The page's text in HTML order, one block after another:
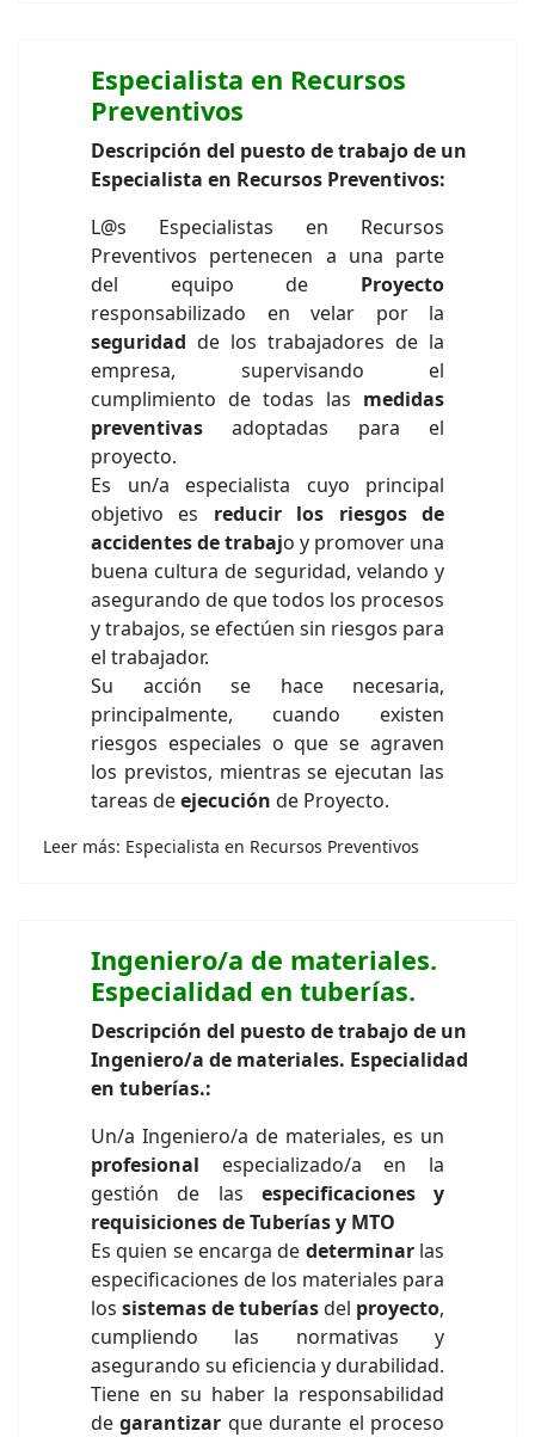
Especialista en Recursos
Preventivos
Descripción del puesto de trabajo de un
Especialista en Recursos Preventivos:
L@s Especialistas en Recursos
Preventivos pertenecen a una parte
del equipo de Proyecto
responsabilizado en velar por la
seguridad de los trabajadores de la
empresa, supervisando el
cumplimiento de todas las medidas
preventivas adoptadas para el
proyecto.
Es un/a especialista cuyo principal
objetivo es reducir los riesgos de
accidentes de trabajo y promover una
buena cultura de seguridad, velando y
asegurando de que todos los procesos
y trabajos, se efectúen sin riesgos para
el trabajador.
Su acción se hace necesaria,
principalmente, cuando existen
riesgos especiales o que se agraven
los previstos, mientras se ejecutan las
tareas deejecución de Proyecto.
Leer más: Especialista en Recursos Preventivos
Ingeniero/a de materiales.
Especialidad en tuberías.
Descripción del puesto de trabajo de un
Ingeniero/a de materiales. Especialidad
en tuberías.:
Un/a Ingeniero/a de materiales, es un
profesional especializado/a en la
gestión de las especificaciones y
requisiciones de Tuberías y MTO
Es quien se encarga de determinarlas
especificaciones de los materiales para
los sistemas de tuberíasdel proyecto,
cumpliendo las normativas y
asegurando su eficiencia y durabilidad.
Tiene en su haber la responsabilidad
degarantizar que durante el proceso